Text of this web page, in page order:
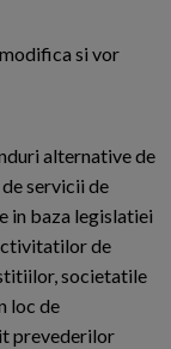
si vor
alternative de
servicii de
in baza legislatiei
de
societatile
loc de
prevederilor